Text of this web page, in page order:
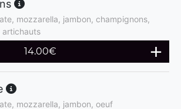
mozzarella, jambon, champignons,
artichauts
14.00€
mozzarella, jambon, oeuf